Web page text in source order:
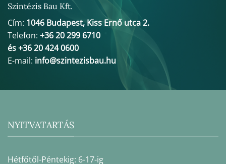
Szintézis Bau Kft.
Cím: 1046 Budapest, Kiss Ernő utca 2.
Telefon: +36 20 299 6710
és +36 20 424 0600
E-mail: info@szintezisbau.hu
NYITVATARTÁS
Hétfőtől-Péntekig: 6-17-ig